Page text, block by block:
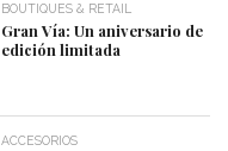
BOUTIQUES & RETAIL
Gran Vía: Un aniversario de
edición limitada
ACCESORIOS